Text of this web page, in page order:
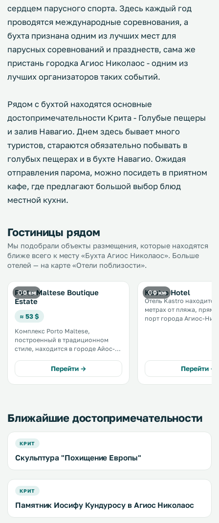
сердцем парусного спорта. Здесь каждый год
проводятся международные соревнования, а
бухта признана одним из лучших мест для
парусных соревнований и празднеств, сама же
пристань городка Агиос Николаос - одним из
лучших организаторов таких событий.
Рядом с бухтой находятся основные
достопримечательности Крита - Голубые пещеры
и залив Навагио. Днем здесь бывает много
туристов, стараются обязательно побывать в
голубых пещерах и в бухте Навагио. Ожидая
отправления парома, можно посидеть в приятном
кафе, где предлагают большой выбор блюд
местной кухни.
Гостиницы рядом
Мы подобрали объекты размещения, которые находятся
ближе всего к месту «Бухта Агиос Николаос». Больше
отелей — на карте «Отели поблизости».
0 км
Porto Maltese Boutique
Estate
≈ 53 $
Комплекс Porto Maltese,
построенный в традиционном
стиле, находится в городе Айос-
К услугам гостей ресторан
критской кухни, номера с
бесплатным Wi-Fi и видом на
Перейти →
0 км
Kastro Hotel
Отель Kastro находится
метрах от пляжа, прямо
порт города Агиос-
Николаоса,
неподалеку. .Перейти →
Ближайшие достопримечательности
КРИТ
Скульптура "Похищение Европы"
КРИТ
Памятник Иосифу Кундуросу в Агиос Николаос